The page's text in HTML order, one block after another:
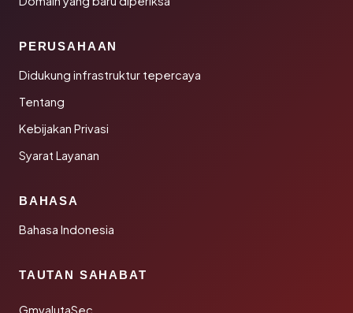
PERUSAHAAN
Didukung infrastruktur tepercaya
Tentang
Kebijakan Privasi
Syarat Layanan
BAHASA
Bahasa Indonesia
TAUTAN SAHABAT
GmvalutaSec